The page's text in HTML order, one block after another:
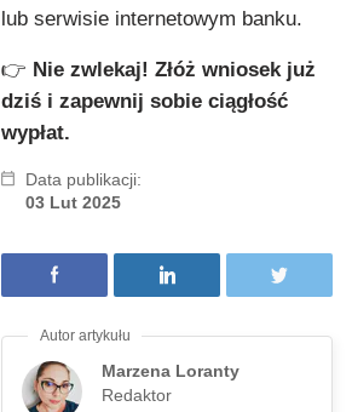
lub serwisie internetowym banku.
👉 Nie zwlekaj! Złóż wniosek już
dziś i zapewnij sobie ciągłość
wypłat.
Data publikacji:
03 Lut 2025
Marzena Loranty
Redaktor